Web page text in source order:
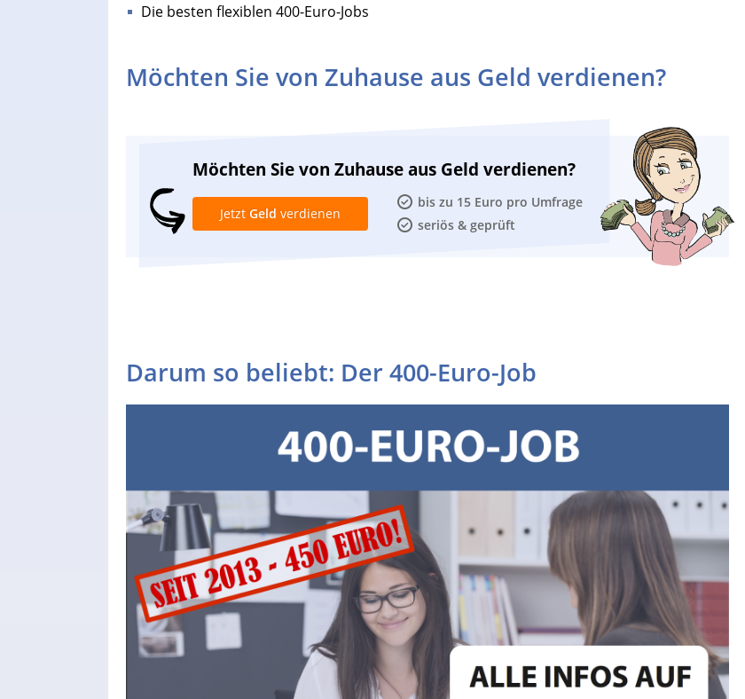
Die besten flexiblen 400-Euro-Jobs
Möchten Sie von Zuhause aus Geld verdienen?
Möchten Sie von Zuhause aus Geld verdienen?
bis zu 15 Euro pro Umfrage
seriös & geprüft
Jetzt Geld verdienen
Darum so beliebt: Der 400-Euro-Job
Heimarbeit ohne PC: Die besten
Geld verdienen als Tagger für Netflix